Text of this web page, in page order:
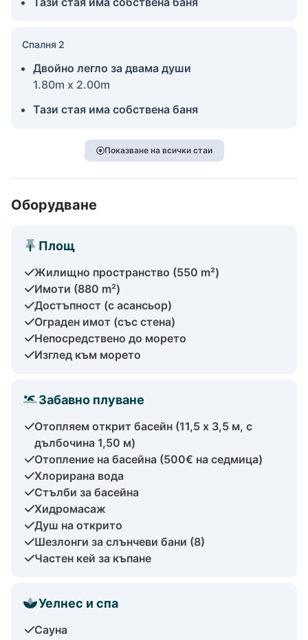
Спалня 2
Двойно легло за двама души
1.80m x 2.00m
Тази стая има собствена баня
Показване на всички стаи
Оборудване
Площ
Жилищно пространство (550 m²)
Имоти (880 m²)
Достъпност (с асансьор)
Ограден имот (със стена)
Непосредствено до морето
Изглед към морето
Забавно плуване
Отопляем открит басейн (11,5 x 3,5 м, с
дълбочина 1,50 м)
Отопление на басейна (500€ на седмица)
Хлорирана вода
Стълби за басейна
Хидромасаж
Душ на открито
Шезлонги за слънчеви бани (8)
Частен кей за къпане
Уелнес и спа
Сауна